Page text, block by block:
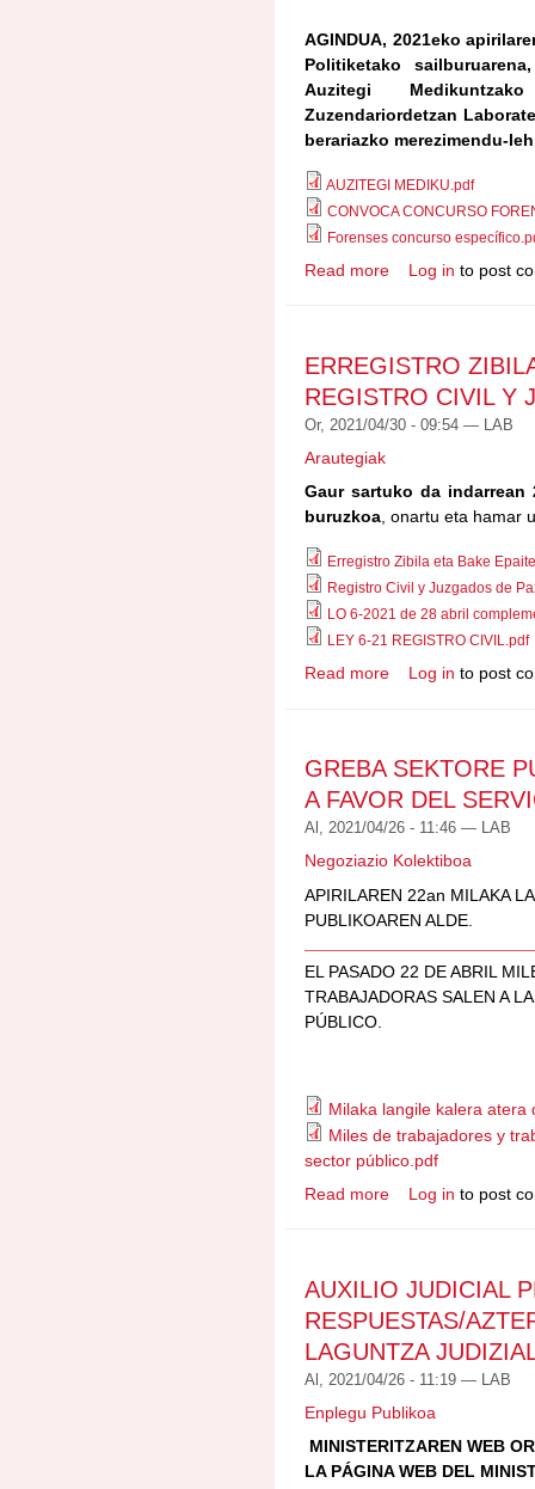
AGINDUA, 2021eko
Politiketako
Auzitegi
Zuzendariordetzan
berariazko merezimendu-
AUZITEGI MEDIKU.pdf
CONVOCA CONCURSO
Forenses concurso
Read more about AUZITEGI
Log in to post
ERREGISTRO
REGISTRO CIVIL Y
Or, 2021/04/30 - 09:54 — LAB
Arautegiak
Gaur sartuko da indarrean
buruzkoa, onartu eta hamar
Erregistro Zibila eta Bake
Registro Civil y Juzgados de
LO 6-2021 de 28 abril
LEY 6-21 REGISTRO CIVIL.pdf
Read more about ERREGISTRO
Log in to post
GREBA SEKTORE
A FAVOR DEL
Al, 2021/04/26 - 11:46 — LAB
Negoziazio Kolektiboa
APIRILAREN 22an MILAKA
PUBLIKOAREN ALDE.
EL PASADO 22 DE ABRIL
TRABAJADORAS SALEN A
PÚBLICO.
Milaka langile kalera
Miles de trabajadores y
sector público.pdf
Read more about GREBA
Log in to post
AUXILIO JUDICIAL
RESPUESTAS/
LAGUNTZA
Al, 2021/04/26 - 11:19 — LAB
Enplegu Publikoa
MINISTERITZAREN WEB
LA PÁGINA WEB DEL